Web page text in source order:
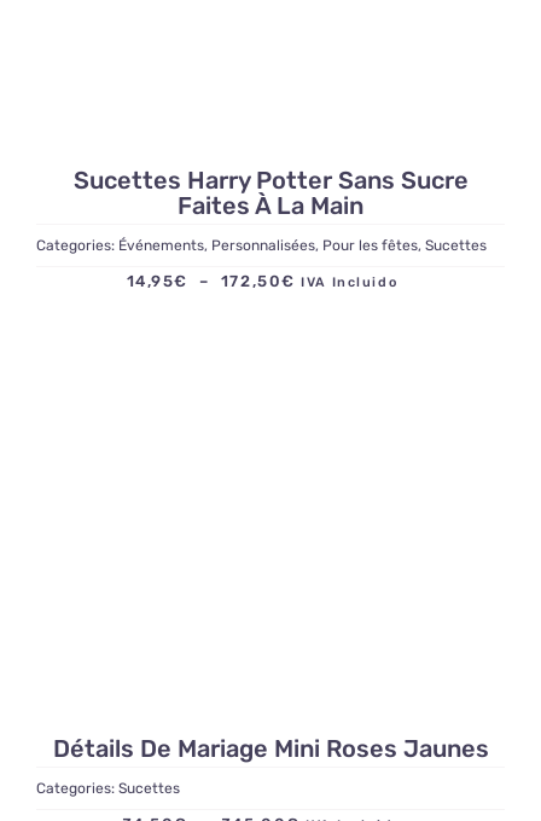
Sucettes Harry Potter Sans Sucre
Faites À La Main
Categories: Événements, Personnalisées, Pour les fêtes, Sucettes
14,95€ – 172,50€ Plage
IVA Incluido
Détails De Mariage Mini Roses Jaunes
Categories: Sucettes